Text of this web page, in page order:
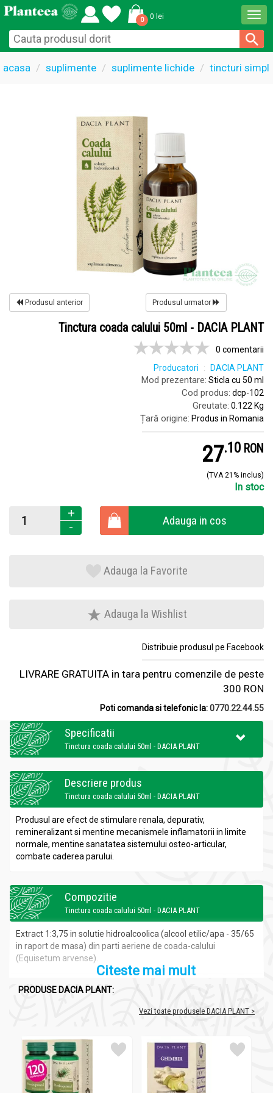
0 0 lei
acasa suplimente suplimente lichide tincturi
Produsul anterior Produsul urmator
Tinctura coada calului 50ml - DACIA PLANT
0 comentarii
Producatori
DACIA PLANT
Mod prezentare: Sticla cu 50 ml
Cod produs: dcp-102
Greutate: 0.122 Kg
Țară origine: Produs in Romania
27.1 RON
(TVA 21% inclus)
In stoc
+
-
Adauga in cos
Adauga la Favorite
Adauga la Wishlist
Distribuie produsul pe Facebook
LIVRARE GRATUITA in tara pentru comenzile de peste
300 RON
Poti comanda si telefonic la:0770.22.44.55
Specificatii
Tinctura coada calului 50ml - DACIA PLANT
Descriere produs
Tinctura coada calului 50ml - DACIA PLANT
Produsul are efect de stimulare renala, depurativ,
remineralizant si mentine mecanismele inflamatorii in limite
normale, mentine sanatatea sistemului osteo-articular,
combate caderea parului.
Compozitie
Tinctura coada calului 50ml - DACIA PLANT
Extract 1:3,75 in solutie hidroalcoolica (alcool etilic/apa - 35/65
in raport de masa) din parti aeriene de coada-calului
(Equisetum arvense).
Tinctura coada calului 50ml - DACIA PLANT
Contribuie la
Intern:
- sustinerea diurezei;
- mentinerea procesului de coagulare a sangelui in limite
Citeste mai mult
PRODUSE DACIA PLANT:
Vezi toate produsele DACIA PLANT >